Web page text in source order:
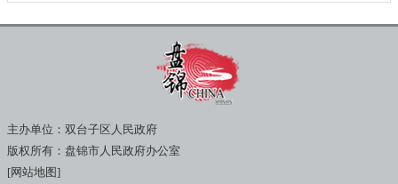
主办单位：双台子区人民政府
版权所有：盘锦市人民政府办公室
[网站地图]